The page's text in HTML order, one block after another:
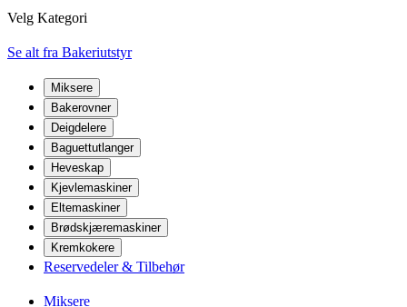
Velg Kategori
Se alt fra Bakeriutstyr
Miksere
Bakerovner
Deigdelere
Baguettutlanger
Heveskap
Kjevlemaskiner
Eltemaskiner
Brødskjæremaskiner
Kremkokere
Reservedeler & Tilbehør
Miksere